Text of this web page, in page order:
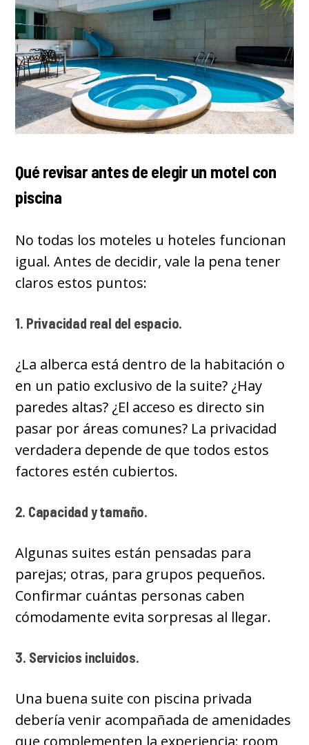
Qué revisar antes de elegir un motel con
piscina
No todas los moteles u hoteles funcionan
igual. Antes de decidir, vale la pena tener
claros estos puntos:
1. Privacidad real del espacio.
¿La alberca está dentro de la habitación o
en un patio exclusivo de la suite? ¿Hay
paredes altas? ¿El acceso es directo sin
pasar por áreas comunes? La privacidad
verdadera depende de que todos estos
factores estén cubiertos.
2. Capacidad y tamaño.
Algunas suites están pensadas para
parejas; otras, para grupos pequeños.
Confirmar cuántas personas caben
cómodamente evita sorpresas al llegar.
3. Servicios incluidos.
Una buena suite con piscina privada
debería venir acompañada de amenidades
que complementen la experiencia: room